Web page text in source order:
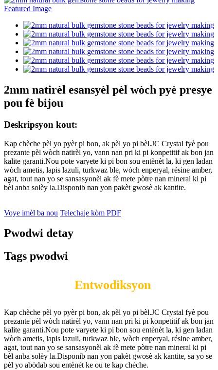
2mm natirèl esansyèl pèl wòch pyè presye
pou fè bijou
Deskripsyon kout:
Kap chèche pèl yo pyèr pi bon, ak pèl yo pi bèl.JC Crystal fyè pou
prezante pèl wòch natirèl yo, vann nan pri ki pi konpetitif ak bon jan
kalite garanti.Nou pote varyete ki pi bon sou entènèt la, ki gen ladan
wòch ametis, lapis lazuli, turkwaz ble, wòch enperyal, résine amber,
agat, tout nan yo se sansasyonèl ak fè mete pòtre nan mineral ki pi
bèl anba solèy la.Disponib nan yon pakèt gwosè ak kantite.
Voye imèl ba nou Telechaje kòm PDF
Pwodwi detay
Tags pwodwi
Entwodiksyon
Kap chèche pèl yo pyèr pi bon, ak pèl yo pi bèl.JC Crystal fyè pou
prezante pèl wòch natirèl yo, vann nan pri ki pi konpetitif ak bon jan
kalite garanti.Nou pote varyete ki pi bon sou entènèt la, ki gen ladan
wòch ametis, lapis lazuli, turkwaz ble, wòch enperyal, résine amber,
agat, tout nan yo se sansasyonèl ak fè mete pòtre nan mineral ki pi
bèl anba solèy la.Disponib nan yon pakèt gwosè ak kantite, sa yo se
pèl yo abòdab sou entènèt ke ou te kap chèche.